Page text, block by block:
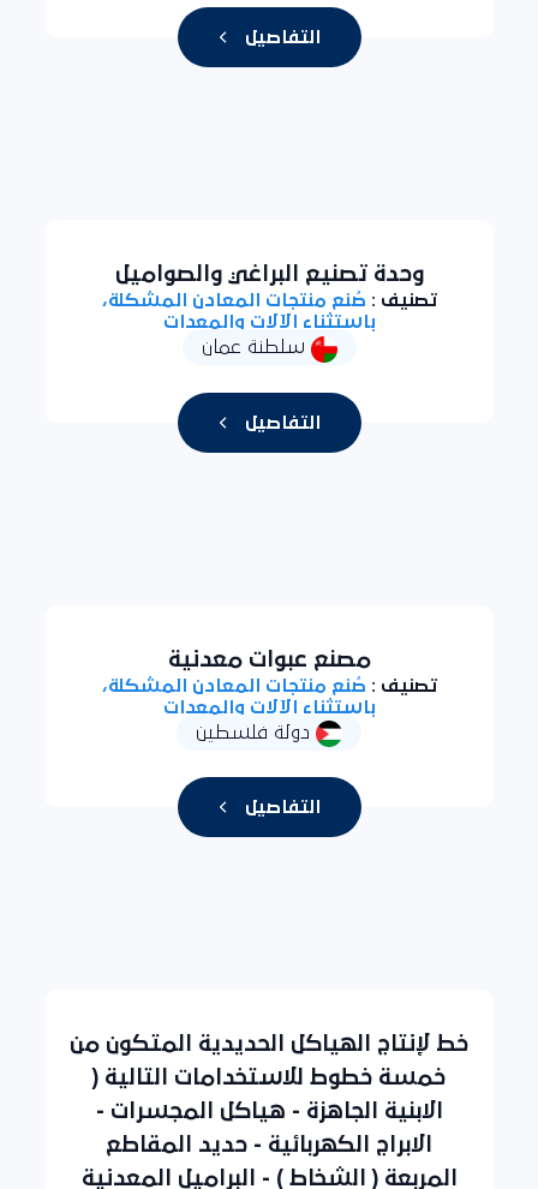
التفاصيل
وحدة تصنيع البراغي والصواميل
تصنيف : صُنع منتجات المعادن المشكلة،
باستثناء الآلات والمعدات
سلطنة عمان
التفاصيل
مصنع عبوات معدنية
تصنيف : صُنع منتجات المعادن المشكلة،
باستثناء الآلات والمعدات
دولة فلسطين
التفاصيل
خط لإنتاج الهياكل الحديدية المتكون من
خمسة خطوط للاستخدامات التالية (
الابنية الجاهزة - هياكل المجسرات -
الابراج الكهربائية - حديد المقاطع
المربعة ( الشخاط ) - البراميل المعدنية